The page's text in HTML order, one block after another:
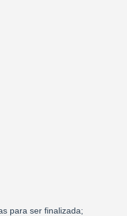
para ser finalizada;